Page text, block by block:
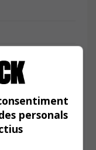
personals